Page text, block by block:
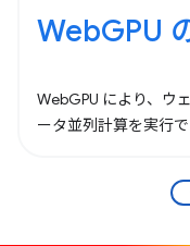
WebGPU
WebGPU により、ウ
ータ並列計算を実行で